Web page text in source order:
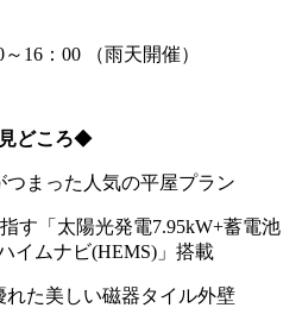
16：00 （雨天開催）
見どころ◆
まった人気の平屋プラン
す「太陽光発電7.95kW+蓄電池
イムナビ(HEMS)」搭載
れた美しい磁器タイル外壁